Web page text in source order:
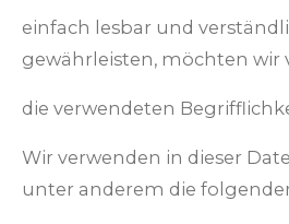
einfach lesbar und
gewährleisten, möchten wir
die verwendeten
Wir verwenden in dieser
unter anderem die